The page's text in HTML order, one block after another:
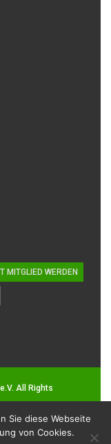
MITGLIED WERDEN
All Rights
Sie diese Webseite
von Cookies.